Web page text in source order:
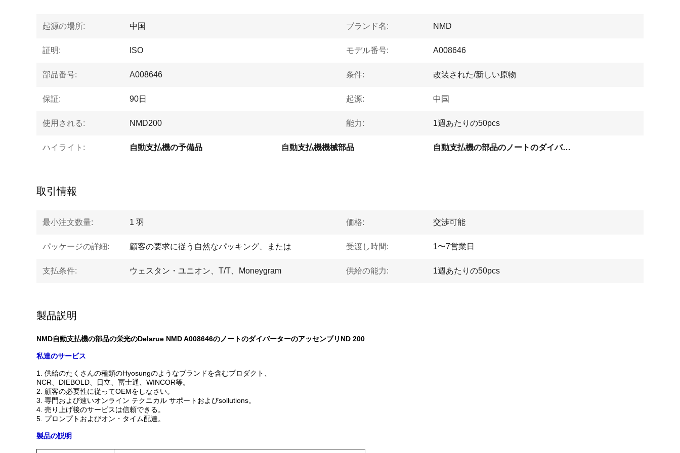
起源の場所: 中国 ブランド名: NMD
証明: ISO モデル番号: A008646
部品番号: A008646 条件: 改装された/新しい原物
保証: 90日 起源: 中国
使用される: NMD200 能力: 1週あたりの50pcs
ハイライト: 自動支払機の予備品 自動支払機機械部品 自動支払機の部品のノートのダイバーターのアッセンブリ
取引情報
最小注文数量: 1 羽 価格: 交渉可能
パッケージの詳細: 顧客の要求に従う自然なパッキング、または 受渡し時間: 1〜7営業日
支払条件: ウェスタン・ユニオン、T/T、Moneygram 供給の能力: 1週あたりの50pcs
製品説明
NMD自動支払機の部品の栄光のDelarue NMD A008646のノートのダイバーターのアッセンブリND 200
私達のサービス
1. 供給のたくさんの種類のHyosungのようなブランドを含むプロダクト、
NCR、DIEBOLD、日立、冨士通、WINCOR等。
2. 顧客の必要性に従ってOEMをしなさい。
3. 専門および速いオンライン テクニカル サポートおよびsollutions。
4. 売り上げ後のサービスは信頼できる。
5. プロンプトおよびオン・タイム配達。
製品の説明